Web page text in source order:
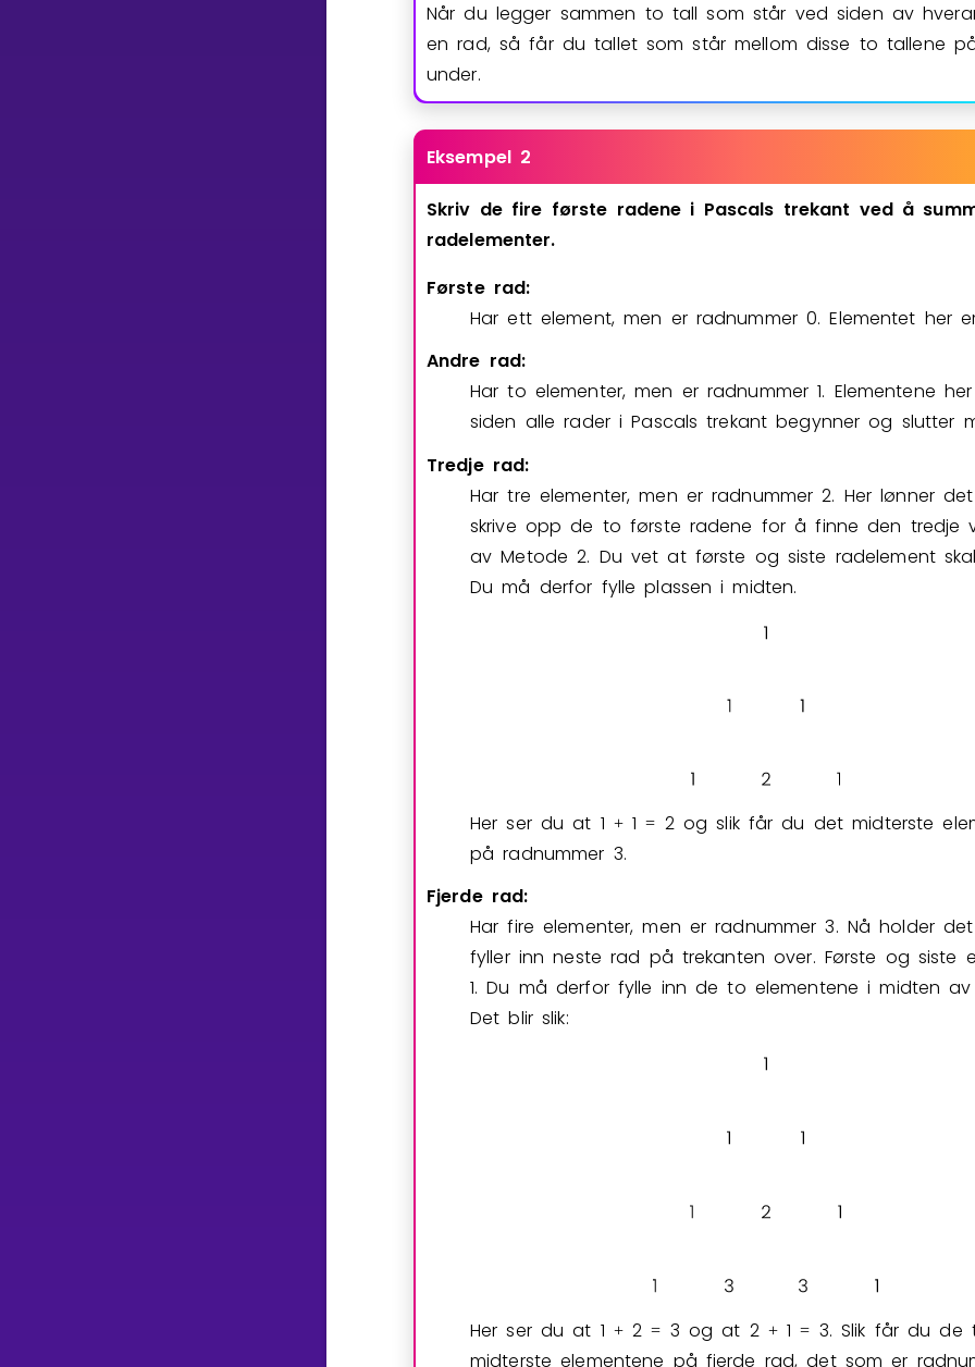
Når du legger sammen to tall som står ved siden av
en rad, så får du tallet som står mellom disse to tallene
under.
Eksempel 2
Skriv de fire første radene i Pascals trekant ved å
radelementer.
Første rad:
Har ett element, men er radnummer0. Elementet her
Andre rad:
Har to elementer, men er radnummer1. Elementene
siden alle rader i Pascals trekant begynner og slutter
Tredje rad:
Har tre elementer, men er radnummer2. Her lønner
skrive opp de to første radene for å finne den tredje
av Metode 2. Du vet at første og siste radelement
Du må derfor fylle plassen i midten.
Her ser du at 1 + 1 = 2og slik får du det midterste
på radnummer 3.
Fjerde rad:
Har fire elementer, men er radnummer3. Nå holder
fyller inn neste rad på trekanten over. Første og siste
1. Du må derfor fylle inn de to elementene i midten av
Det blir slik:
Her ser du at 1 + 2 = 3 og at 2 + 1 = 3. Slik får du de
midterste elementene på fjerde rad, det som er